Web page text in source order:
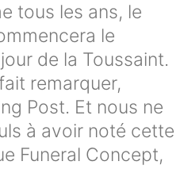
tous les ans, le
le
de la Toussaint.
remarquer,
Post. Et nous ne
à avoir noté cette
Funeral Concept,